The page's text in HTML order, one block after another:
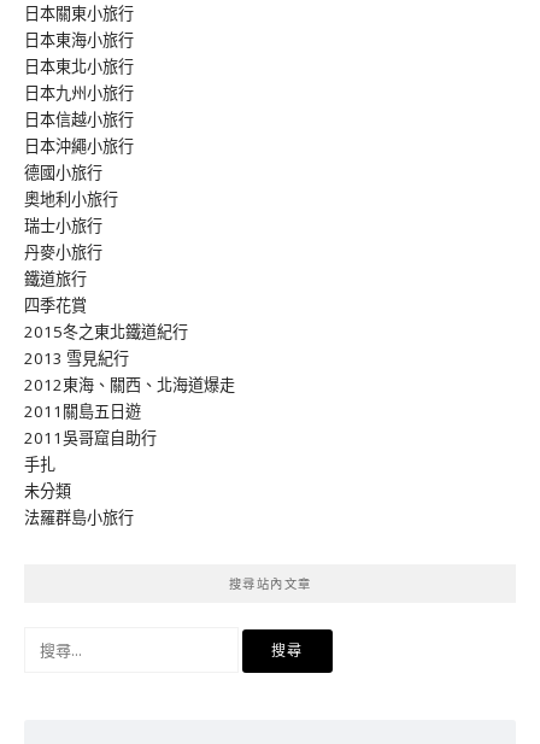
日本關東小旅行
日本東海小旅行
日本東北小旅行
日本九州小旅行
日本信越小旅行
日本沖繩小旅行
德國小旅行
奧地利小旅行
瑞士小旅行
丹麥小旅行
鐵道旅行
四季花賞
2015冬之東北鐵道紀行
2013 雪見紀行
2012東海、關西、北海道爆走
2011關島五日遊
2011吳哥窟自助行
手扎
未分類
法羅群島小旅行
搜尋站內文章